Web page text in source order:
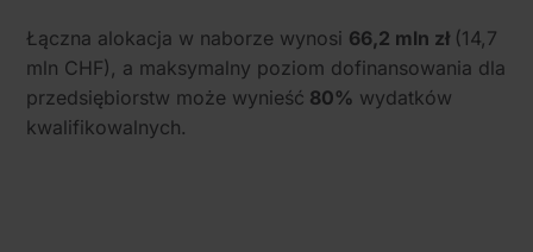
Łączna alokacja w naborze wynosi 66,2 mln zł (14,7
mln CHF), a maksymalny poziom dofinansowania dla
przedsiębiorstw może wynieść 80% wydatków
kwalifikowalnych.